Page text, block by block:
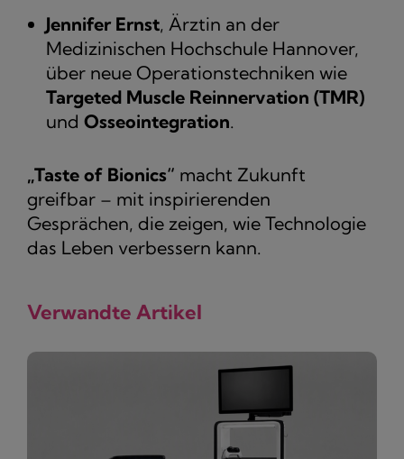
Jennifer Ernst, Ärztin an der
Medizinischen Hochschule Hannover,
über neue Operationstechniken wie
Targeted Muscle Reinnervation (TMR)
und Osseointegration.
„Taste of Bionics“ macht Zukunft
greifbar – mit inspirierenden
Gesprächen, die zeigen, wie Technologie
das Leben verbessern kann.
Verwandte Artikel